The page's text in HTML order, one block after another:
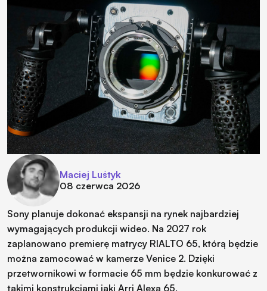
Maciej Luśtyk
08 czerwca 2026
Sony planuje dokonać ekspansji na rynek najbardziej
wymagających produkcji wideo. Na 2027 rok
zaplanowano premierę matrycy RIALTO 65, którą będzie
można zamocować w kamerze Venice 2. Dzięki
przetwornikowi w formacie 65 mm będzie konkurować z
takimi konstrukcjami jaki Arri Alexa 65.